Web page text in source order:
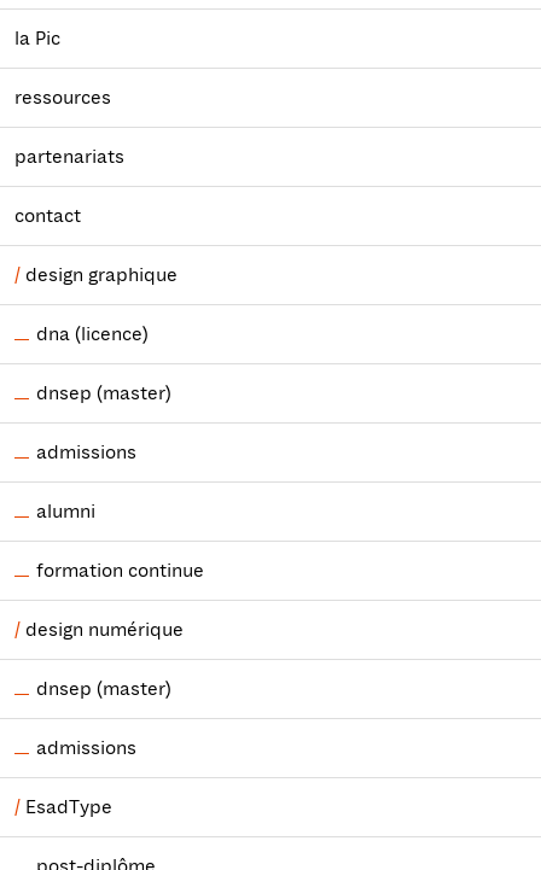
la Pic
ressources
partenariats
contact
design graphique
dna (licence)
dnsep (master)
admissions
alumni
formation continue
design numérique
dnsep (master)
admissions
EsadType